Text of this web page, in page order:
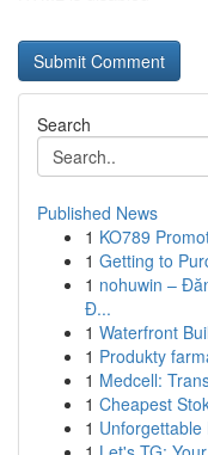
Search
Published News
1 KO789
1 Getting to
1 nohuwin –
Đ...
1 Waterfront
1 Produkty
1 Medcell:
1 Cheapest
1 Unforgettable